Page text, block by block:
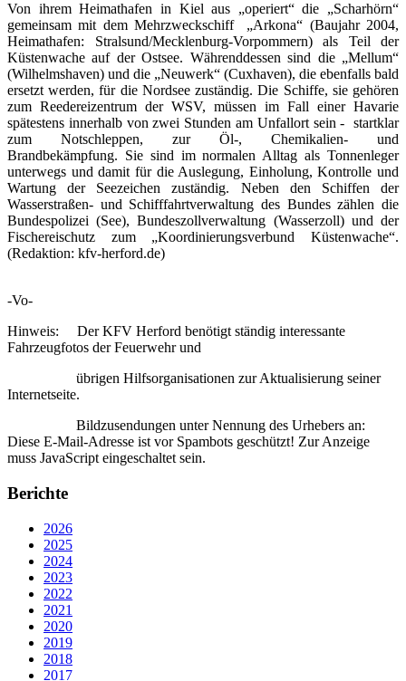
Von ihrem Heimathafen in Kiel aus „operiert“ die „Scharhörn“
gemeinsam mit dem Mehrzweckschiff „Arkona“ (Baujahr 2004,
Heimathafen: Stralsund/Mecklenburg-Vorpommern) als Teil der
Küstenwache auf der Ostsee. Währenddessen sind die „Mellum“
(Wilhelmshaven) und die „Neuwerk“ (Cuxhaven), die ebenfalls bald
ersetzt werden, für die Nordsee zuständig. Die Schiffe, sie gehören
zum Reedereizentrum der WSV, müssen im Fall einer Havarie
spätestens innerhalb von zwei Stunden am Unfallort sein - startklar
zum Notschleppen, zur Öl-, Chemikalien- und
Brandbekämpfung. Sie sind im normalen Alltag als Tonnenleger
unterwegs und damit für die Auslegung, Einholung, Kontrolle und
Wartung der Seezeichen zuständig. Neben den Schiffen der
Wasserstraßen- und Schifffahrtverwaltung des Bundes zählen die
Bundespolizei (See), Bundeszollverwaltung (Wasserzoll) und der
Fischereischutz zum „Koordinierungsverbund Küstenwache“.
(Redaktion: kfv-herford.de)
-Vo-
Hinweis: Der KFV Herford benötigt ständig interessante
Fahrzeugfotos der Feuerwehr und
übrigen Hilfsorganisationen zur Aktualisierung seiner
Internetseite.
Bildzusendungen unter Nennung des Urhebers an:
Diese E-Mail-Adresse ist vor Spambots geschützt! Zur Anzeige
muss JavaScript eingeschaltet sein.
Berichte
2026
2025
2024
2023
2022
2021
2020
2019
2018
2017